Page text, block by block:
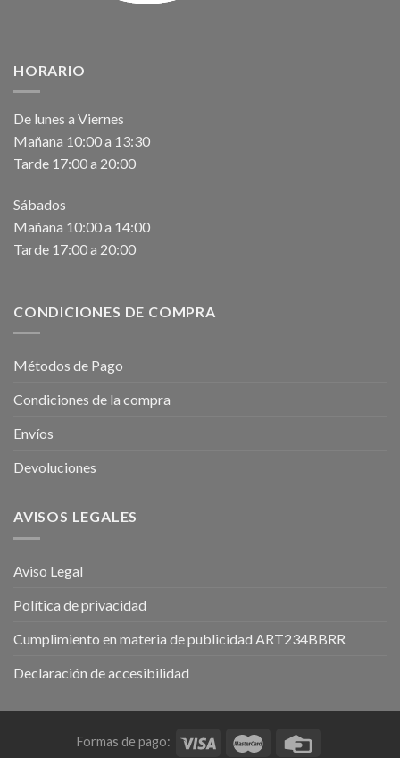
HORARIO
De lunes a Viernes
Mañana 10:00 a 13:30
Tarde 17:00 a 20:00
Sábados
Mañana 10:00 a 14:00
Tarde 17:00 a 20:00
CONDICIONES DE COMPRA
Métodos de Pago
Condiciones de la compra
Envíos
Devoluciones
AVISOS LEGALES
Aviso Legal
Política de privacidad
Cumplimiento en materia de publicidad ART234BBRR
Declaración de accesibilidad
Formas de pago: